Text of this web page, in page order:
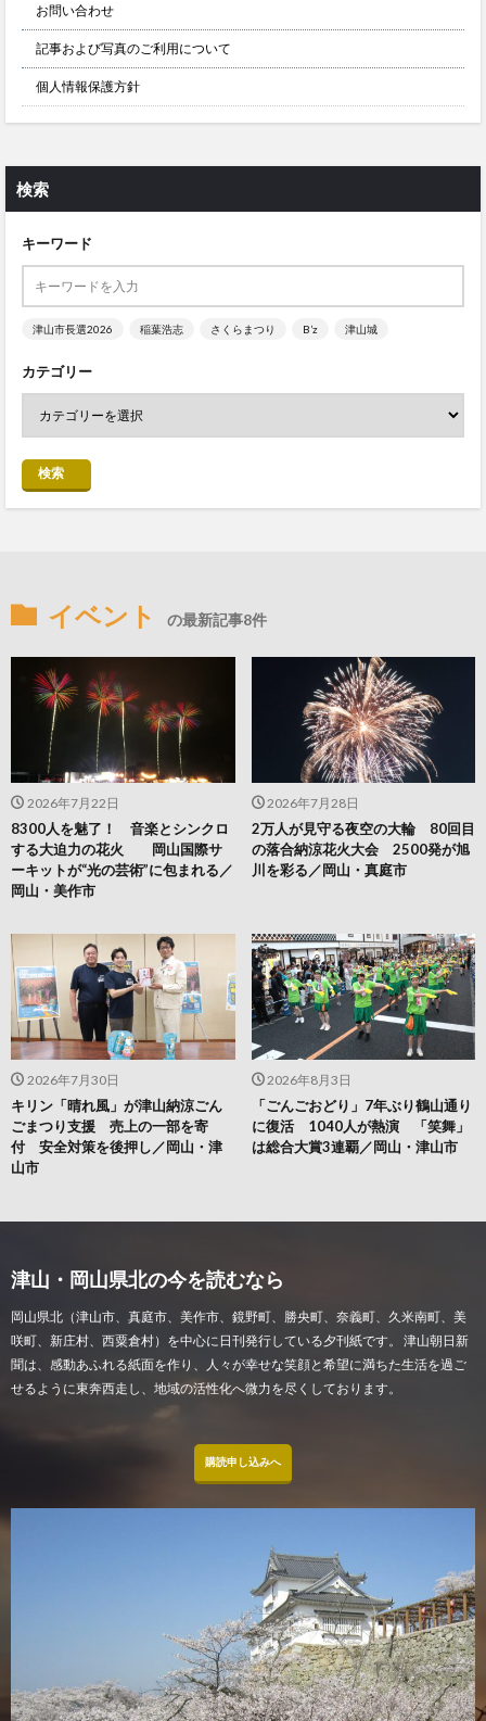
お問い合わせ
記事および写真のご利用について
個人情報保護方針
検索
キーワード
津山市長選2026 稲葉浩志 さくらまつり B’z 津山城
カテゴリー
検索
イベント の最新記事8件
2026年8月3日
「ごんごおどり」7年ぶり鶴山通り
に復活 1040人が熱演 「笑舞」
は総合大賞3連覇／岡山・津山市
2026年7月30日
キリン「晴れ風」が津山納涼ごん
ごまつり支援 売上の一部を寄
付 安全対策を後押し／岡山・津
山市
2026年7月28日
2万人が見守る夜空の大輪 80回目
の落合納涼花火大会 2500発が旭
川を彩る／岡山・真庭市
2026年7月22日
8300人を魅了！ 音楽とシンクロ
する大迫力の花火 岡山国際サ
ーキットが“光の芸術”に包まれる／
岡山・美作市
津山・岡山県北の今を読むなら
岡山県北（津山市、真庭市、美作市、鏡野町、勝央町、奈義町、久米南町、美
咲町、新庄村、西粟倉村）を中心に日刊発行している夕刊紙です。 津山朝日新
聞は、感動あふれる紙面を作り、人々が幸せな笑顔と希望に満ちた生活を過ご
せるように東奔西走し、地域の活性化へ微力を尽くしております。
購読申し込みへ